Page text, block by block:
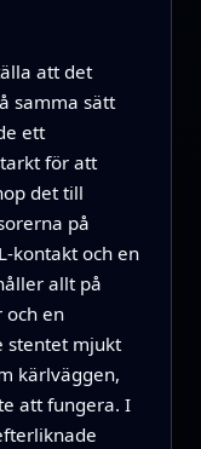
att det
samma sätt
ett
för att
det till
på
kontakt och en
allt på
och en
stentet mjukt
kärlväggen,
att fungera. I